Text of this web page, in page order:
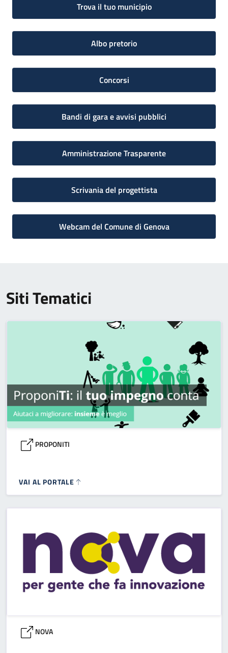
Trova il tuo municipio
Albo pretorio
Concorsi
Bandi di gara e avvisi pubblici
Amministrazione Trasparente
Scrivania del progettista
Webcam del Comune di Genova
Siti Tematici
PROPONITI
VAI AL PORTALE
NOVA